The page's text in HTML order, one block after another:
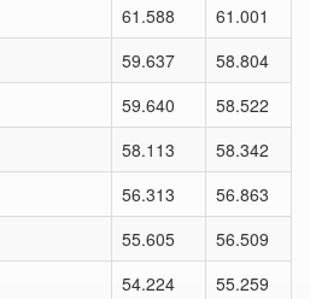
61.588 61.001
59.637 58.804
59.640 58.522
58.113 58.342
56.313 56.863
55.605 56.509
54.224 55.259